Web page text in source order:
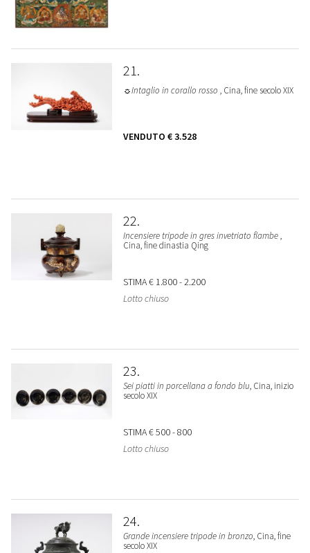
21
☼Intaglio in corallo rosso , Cina, fine secolo XIX
VENDUTO € 3.528
22
Incensiere tripode in gres invetriato flambe,
Cina, fine dinastia Qing
STIMA€ 1.800 - 2.200
Lotto chiuso
23
Sei piatti in porcellana a fondo blu, Cina, inizio
secolo XIX
STIMA€ 500 - 800
Lotto chiuso
24
Grande incensiere tripode in bronzo, Cina, fine
secolo XIX